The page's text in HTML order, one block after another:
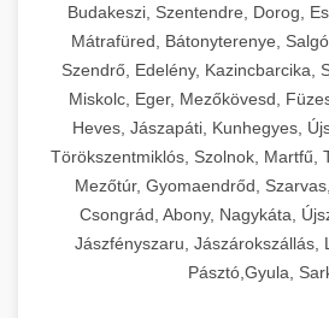
Budakeszi, Szentendre, Dorog,
Mátrafüred, Bátonyterenye,
Szendrő, Edelény, Kazincbarcika,
Miskolc, Eger, Mezőkövesd,
Heves, Jászapáti, Kunhegyes,
Törökszentmiklós, Szolnok, Martfű,
Mezőtúr, Gyomaendrőd,
Csongrád, Abony, Nagykáta,
Jászfényszaru, Jászárokszállás,
Pásztó,Gyula,